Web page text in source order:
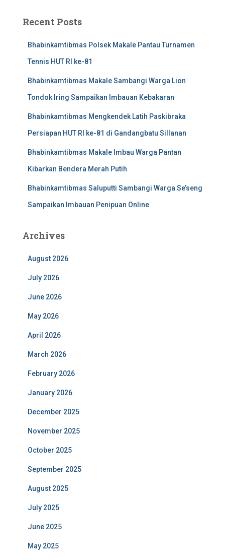
Recent Posts
Bhabinkamtibmas Polsek Makale Pantau Turnamen
Tennis HUT RI ke-81
Bhabinkamtibmas Makale Sambangi Warga Lion
Tondok Iring Sampaikan Imbauan Kebakaran
Bhabinkamtibmas Mengkendek Latih Paskibraka
Persiapan HUT RI ke-81 di Gandangbatu Sillanan
Bhabinkamtibmas Makale Imbau Warga Pantan
Kibarkan Bendera Merah Putih
Bhabinkamtibmas Saluputti Sambangi Warga Se’seng
Sampaikan Imbauan Penipuan Online
Archives
August 2026
July 2026
June 2026
May 2026
April 2026
March 2026
February 2026
January 2026
December 2025
November 2025
October 2025
September 2025
August 2025
July 2025
June 2025
May 2025